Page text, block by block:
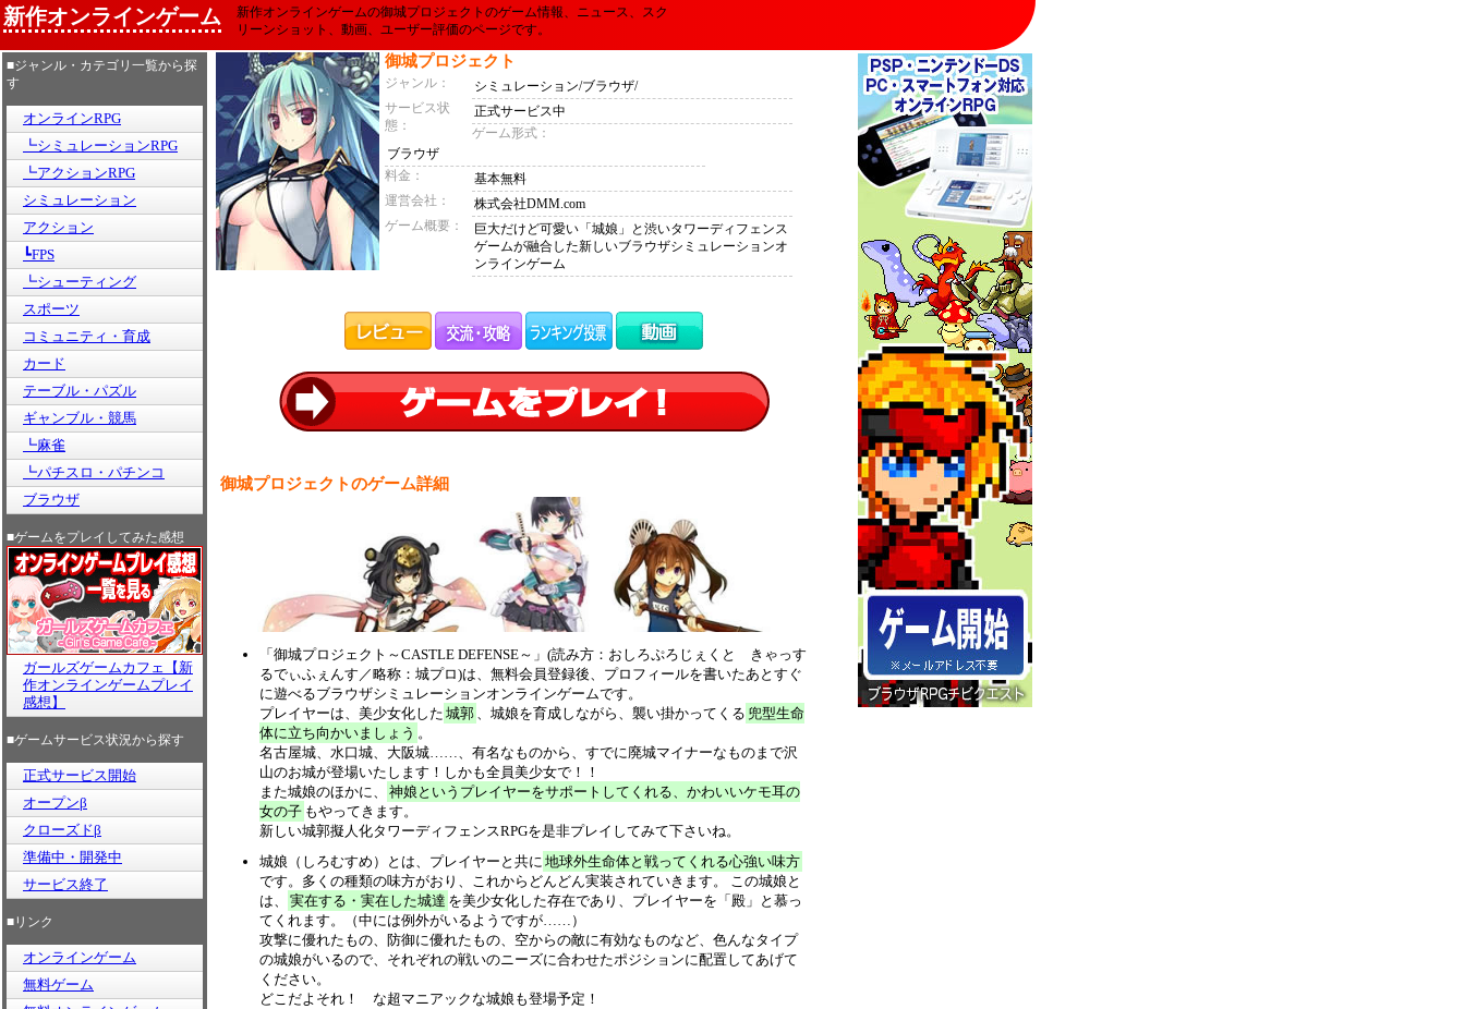
新作オンラインゲーム
新作オンラインゲームの御城プロジェクトのゲーム情報、ニュース、スク
リーンショット、動画、ユーザー評価のページです。
■ジャンル・カテゴリ一覧から探
す
オンラインRPG
┗シミュレーションRPG
┗アクションRPG
シミュレーション
アクション
┗FPS
┗シューティング
スポーツ
コミュニティ・育成
カード
テーブル・パズル
ギャンブル・競馬
┗麻雀
┗パチスロ・パチンコ
ブラウザ
■ゲームをプレイしてみた感想
ガールズゲームカフェ【新
作オンラインゲームプレイ
感想】
■ゲームサービス状況から探す
正式サービス開始
オープンβ
クローズドβ
準備中・開発中
サービス終了
■リンク
オンラインゲーム
無料ゲーム
御城プロジェクト
ジャンル：
シミュレーション/ブラウザ/
サービス状
態：
正式サービス中
ゲーム形式：
ブラウザ
料金：
基本無料
運営会社：
株式会社DMM.com
ゲーム概要：
巨大だけど可愛い「城娘」と渋いタワーディフェンス
ゲームが融合した新しいブラウザシミュレーションオ
ンラインゲーム
御城プロジェクトのゲーム詳細
「御城プロジェクト～CASTLE DEFENSE～」(読み方：おしろぷろじぇくと きゃっす
るでぃふぇんす／略称：城プロ)は、無料会員登録後、プロフィールを書いたあとすぐ
に遊べるブラウザシミュレーションオンラインゲームです。
プレイヤーは、美少女化した 城郭 、城娘を育成しながら、襲い掛かってくる 兜型生命
体に立ち向かいましょう 。
名古屋城、水口城、大阪城……、有名なものから、すでに廃城マイナーなものまで沢
山のお城が登場いたします！しかも全員美少女で！！
また城娘のほかに、
神娘というプレイヤーをサポートしてくれる、かわいいケモ耳の
女の子 もやってきます。
新しい城郭擬人化タワーディフェンスRPGを是非プレイしてみて下さいね。
城娘（しろむすめ）とは、プレイヤーと共に 地球外生命体と戦ってくれる心強い味方
です。多くの種類の味方がおり、これからどんどん実装されていきます。 この城娘と
は、
実在する・実在した城達 を美少女化した存在であり、プレイヤーを「殿」と慕っ
てくれます。（中には例外がいるようですが……）
攻撃に優れたもの、防御に優れたもの、空からの敵に有効なものなど、色んなタイプ
の城娘がいるので、それぞれの戦いのニーズに合わせたポジションに配置してあげて
ください。
どこだよそれ！ な超マニアックな城娘も登場予定！